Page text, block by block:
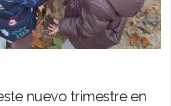
nuevo trimestre en